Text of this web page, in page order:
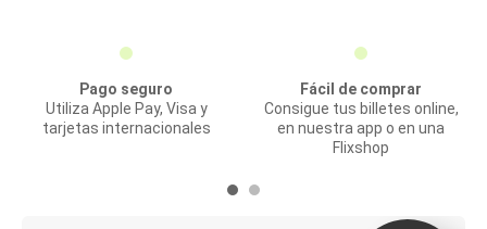
Pago seguro
Utiliza Apple Pay, Visa y
tarjetas internacionales
Fácil de comprar
Consigue tus billetes online,
en nuestra app o en una
Flixshop